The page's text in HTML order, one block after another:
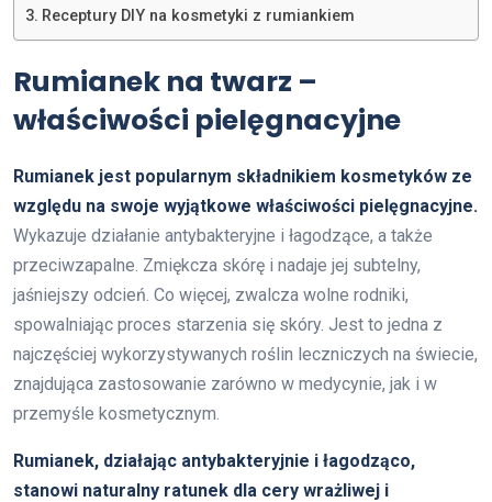
Receptury DIY na kosmetyki z rumiankiem
Rumianek na twarz –
właściwości pielęgnacyjne
Rumianek jest popularnym składnikiem kosmetyków ze
względu na swoje wyjątkowe właściwości pielęgnacyjne.
Wykazuje działanie antybakteryjne i łagodzące, a także
przeciwzapalne. Zmiękcza skórę i nadaje jej subtelny,
jaśniejszy odcień. Co więcej, zwalcza wolne rodniki,
spowalniając proces starzenia się skóry. Jest to jedna z
najczęściej wykorzystywanych roślin leczniczych na świecie,
znajdująca zastosowanie zarówno w medycynie, jak i w
przemyśle kosmetycznym.
Rumianek, działając antybakteryjnie i łagodząco,
stanowi naturalny ratunek dla cery wrażliwej i